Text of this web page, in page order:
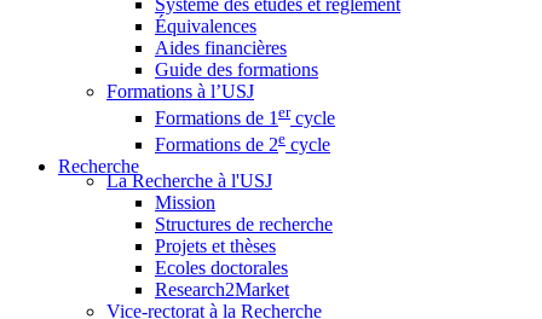
Équivalences
Aides financières
Guide des formations
Formations à l’USJ
Formations de 1 ercycle
Formations de 2e cycle
Recherche
La Recherche à l'USJ
Mission
Structures de recherche
Projets et thèses
Ecoles doctorales
Research2Market
Vice-rectorat à la Recherche